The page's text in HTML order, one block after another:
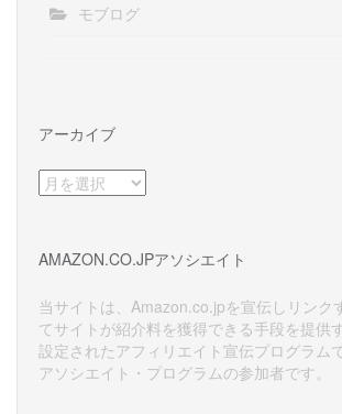
モブログ
アーカイブ
ア
ー
ブ
AMAZON.CO.JPアソシエイト
当サイトは、Amazon.co.jpを宣伝しリンク
てサイトが紹介料を獲得できる手段を提供
設定されたアフィリエイト宣伝プログラム
アソシエイト・プログラムの参加者です。